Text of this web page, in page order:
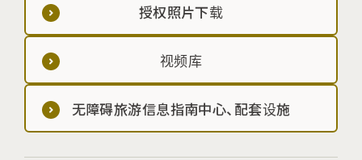
授权照片下载
视频库
无障碍旅游信息指南中心、配套设施